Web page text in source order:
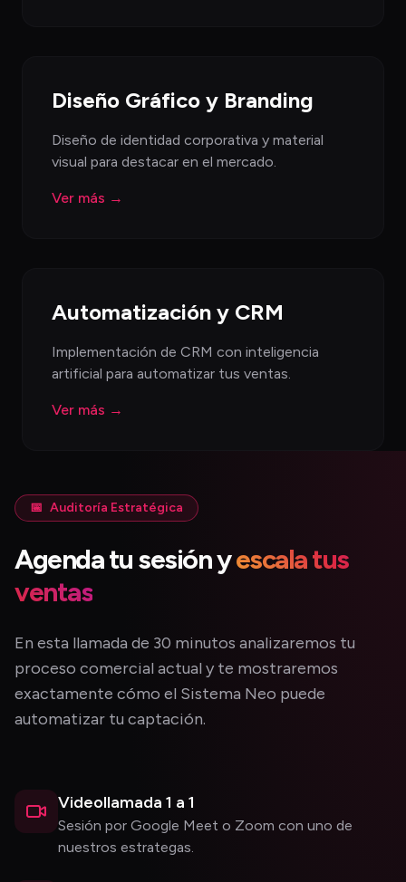
Diseño Gráfico y Branding
Diseño de identidad corporativa y material
visual para destacar en el mercado.
Ver más →
Automatización y CRM
Implementación de CRM con inteligencia
artificial para automatizar tus ventas.
Ver más →
📅 Auditoría Estratégica
Agenda tu sesión yescala tus
ventas
En esta llamada de 30 minutos analizaremos tu
proceso comercial actual y te mostraremos
exactamente cómo el Sistema Neo puede
automatizar tu captación.
Videollamada 1 a 1
Sesión por Google Meet o Zoom con uno de
nuestros estrategas.